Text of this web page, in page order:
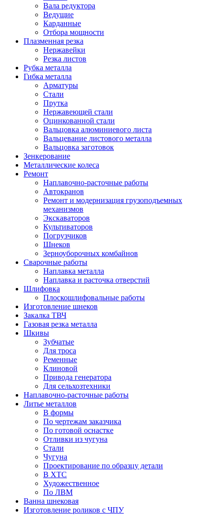
Вала редуктора
Ведущие
Карданные
Отбора мощности
Плазменная резка
Нержавейки
Резка листов
Рубка металла
Гибка металла
Арматуры
Стали
Прутка
Нержавеющей стали
Оцинкованной стали
Вальцовка алюминиевого листа
Вальцевание листового металла
Вальцовка заготовок
Зенкерование
Металлические колеса
Ремонт
Наплавочно-расточные работы
Автокранов
Ремонт и модернизация грузоподъемных
механизмов
Экскаваторов
Культиваторов
Погрузчиков
Шнеков
Зерноуборочных комбайнов
Сварочные работы
Наплавка металла
Наплавка и расточка отверстий
Шлифовка
Плоскошлифовальные работы
Изготовление шнеков
Закалка ТВЧ
Газовая резка металла
Шкивы
Зубчатые
Для троса
Ременные
Клиновой
Привода генератора
Для сельхозтехники
Наплавочно-расточные работы
Литье металлов
В формы
По чертежам заказчика
По готовой оснастке
Отливки из чугуна
Стали
Чугуна
Проектирование по образцу детали
В ХТС
Художественное
По ЛВМ
Ванна шнековая
Изготовление роликов с ЧПУ